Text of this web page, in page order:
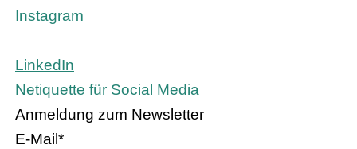
Instagram
LinkedIn
Netiquette für Social Media
Anmeldung zum Newsletter
E-Mail *